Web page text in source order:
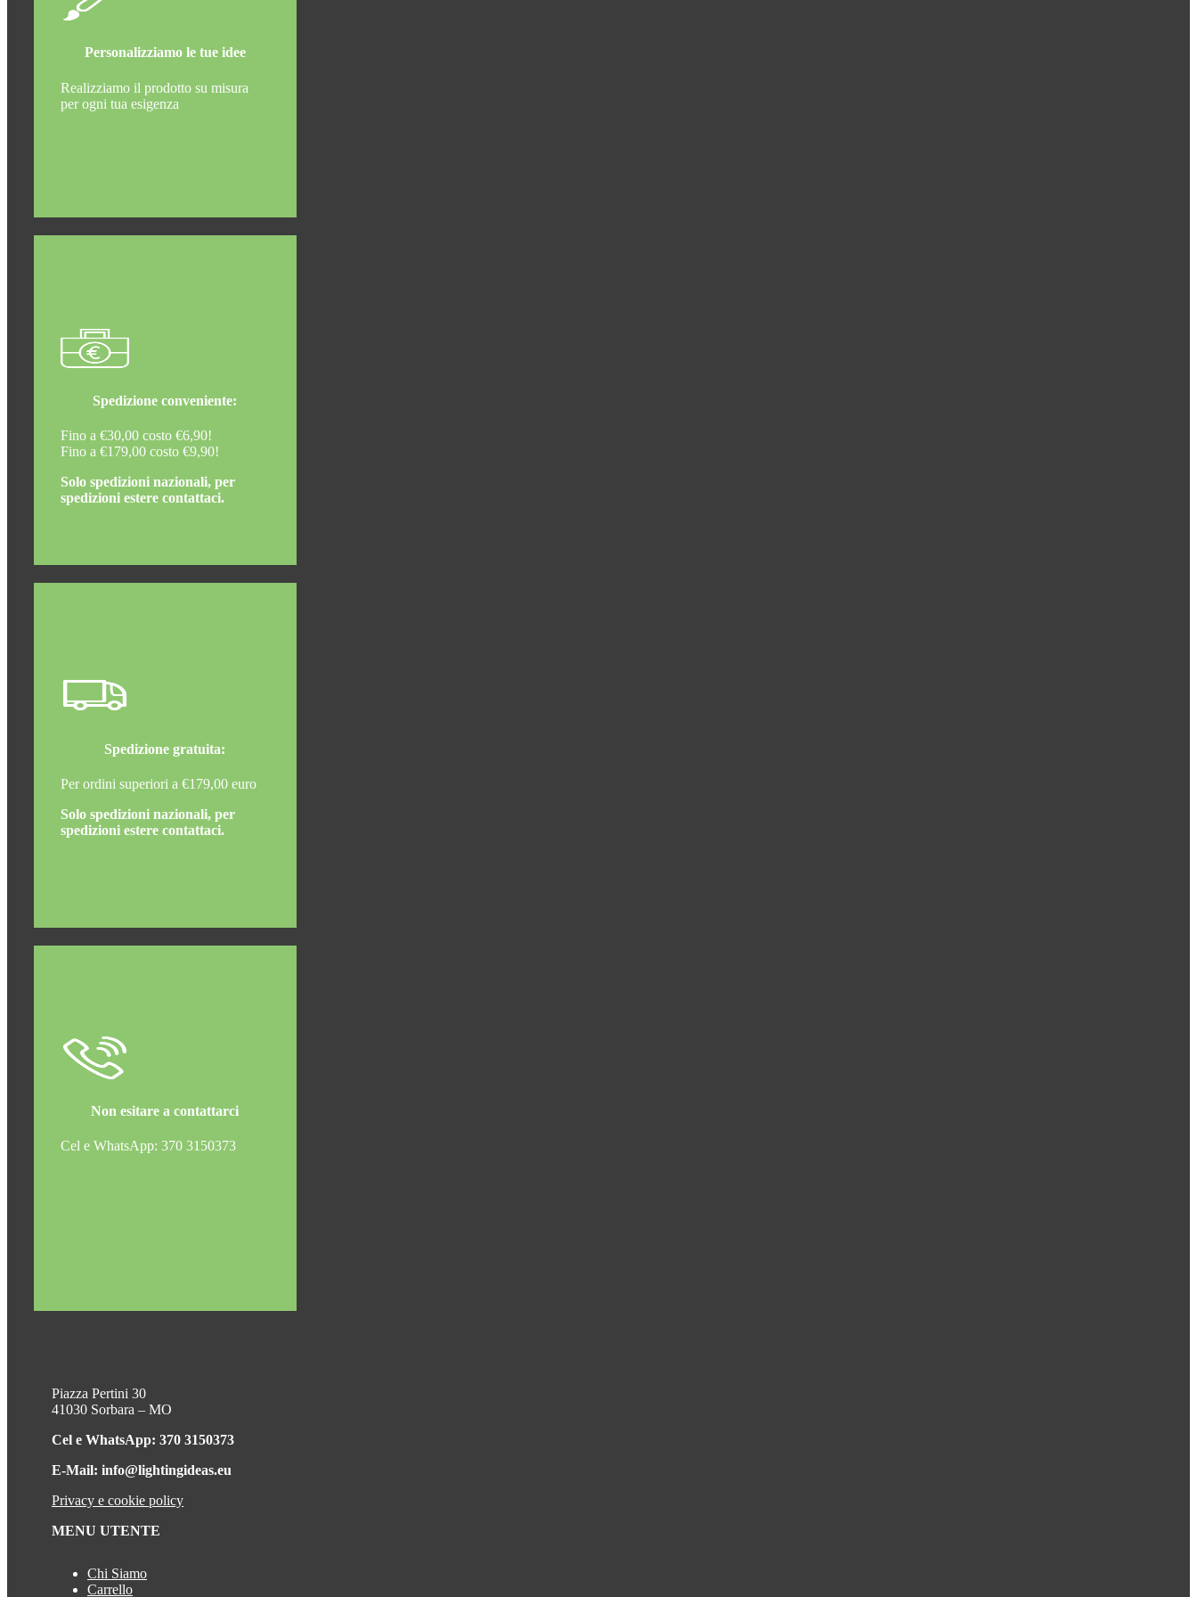
Personalizziamo le tue idee
Realizziamo il prodotto su misura
per ogni tua esigenza
Spedizione conveniente:
Fino a €30,00 costo €6,90!
Fino a €179,00 costo €9,90!
Solo spedizioni nazionali, per
spedizioni estere contattaci.
Spedizione gratuita:
Per ordini superiori a €179,00 euro
Solo spedizioni nazionali, per
spedizioni estere contattaci.
Non esitare a contattarci
Cel e WhatsApp: 370 3150373
Piazza Pertini 30
41030 Sorbara – MO
Cel e WhatsApp: 370 3150373
E-Mail: info@lightingideas.eu
Privacy e cookie policy
MENU UTENTE
Chi Siamo
Carrello